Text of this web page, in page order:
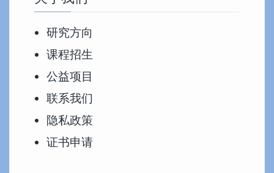
研究方向
课程招生
公益项目
联系我们
隐私政策
证书申请